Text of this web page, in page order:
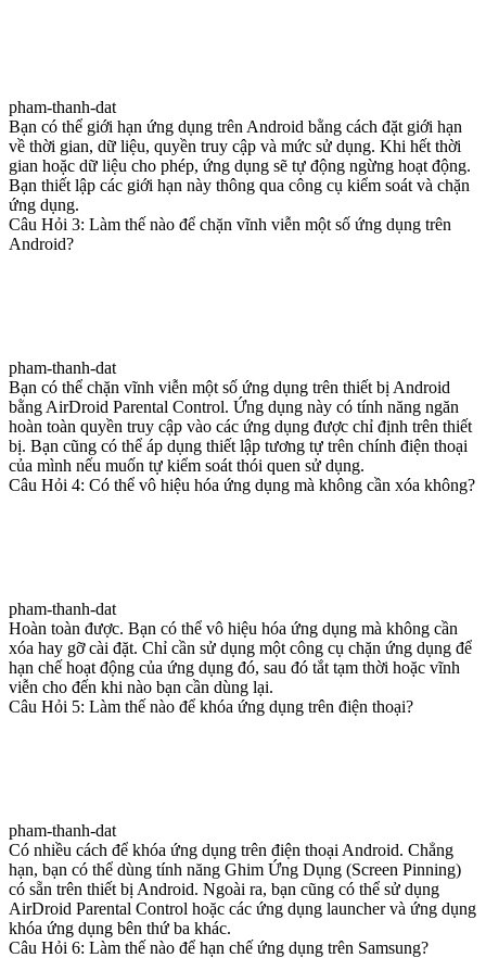
pham-thanh-dat
Bạn có thể giới hạn ứng dụng trên Android bằng cách đặt giới hạn
về thời gian, dữ liệu, quyền truy cập và mức sử dụng. Khi hết thời
gian hoặc dữ liệu cho phép, ứng dụng sẽ tự động ngừng hoạt động.
Bạn thiết lập các giới hạn này thông qua công cụ kiểm soát và chặn
ứng dụng.
Câu Hỏi 3: Làm thế nào để chặn vĩnh viễn một số ứng dụng trên
Android?
pham-thanh-dat
Bạn có thể chặn vĩnh viễn một số ứng dụng trên thiết bị Android
bằng AirDroid Parental Control. Ứng dụng này có tính năng ngăn
hoàn toàn quyền truy cập vào các ứng dụng được chỉ định trên thiết
bị. Bạn cũng có thể áp dụng thiết lập tương tự trên chính điện thoại
của mình nếu muốn tự kiểm soát thói quen sử dụng.
Câu Hỏi 4: Có thể vô hiệu hóa ứng dụng mà không cần xóa không?
pham-thanh-dat
Hoàn toàn được. Bạn có thể vô hiệu hóa ứng dụng mà không cần
xóa hay gỡ cài đặt. Chỉ cần sử dụng một công cụ chặn ứng dụng để
hạn chế hoạt động của ứng dụng đó, sau đó tắt tạm thời hoặc vĩnh
viễn cho đến khi nào bạn cần dùng lại.
Câu Hỏi 5: Làm thế nào để khóa ứng dụng trên điện thoại?
pham-thanh-dat
Có nhiều cách để khóa ứng dụng trên điện thoại Android. Chẳng
hạn, bạn có thể dùng tính năng Ghim Ứng Dụng (Screen Pinning)
có sẵn trên thiết bị Android. Ngoài ra, bạn cũng có thể sử dụng
AirDroid Parental Control hoặc các ứng dụng launcher và ứng dụng
khóa ứng dụng bên thứ ba khác.
Câu Hỏi 6: Làm thế nào để hạn chế ứng dụng trên Samsung?